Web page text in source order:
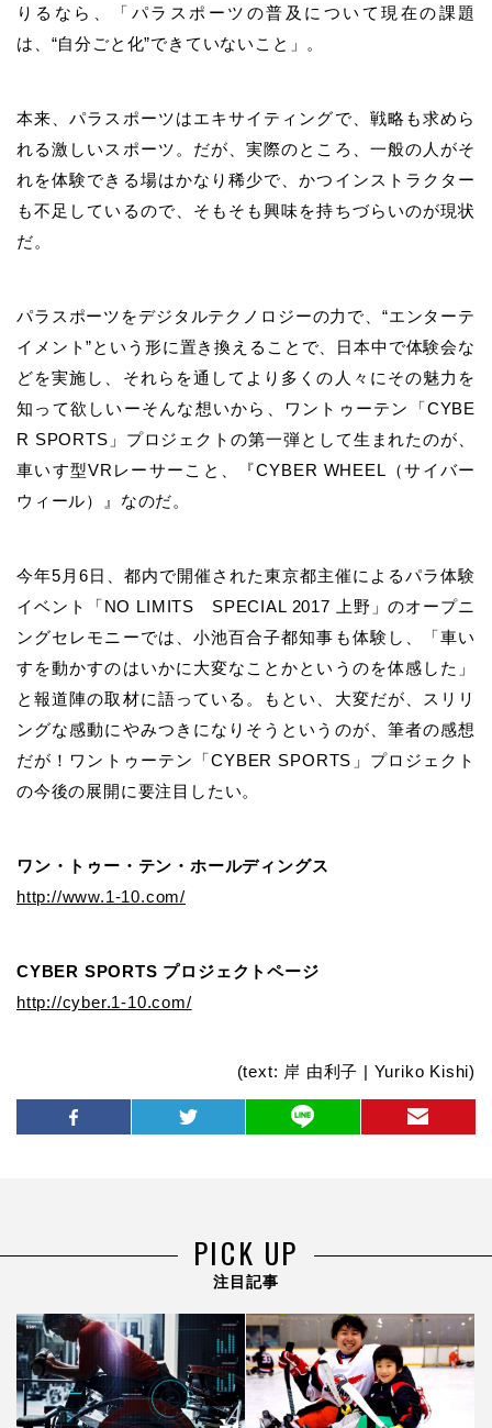
りるなら、「パラスポーツの普及について現在の課題
は、“自分ごと化”できていないこと」。
本来、パラスポーツはエキサイティングで、戦略も求めら
れる激しいスポーツ。だが、実際のところ、一般の人がそ
れを体験できる場はかなり稀少で、かつインストラクター
も不足しているので、そもそも興味を持ちづらいのが現状
だ。
パラスポーツをデジタルテクノロジーの力で、“エンターテ
イメント”という形に置き換えることで、日本中で体験会な
どを実施し、それらを通してより多くの人々にその魅力を
知って欲しいーそんな想いから、ワントゥーテン「CYBE
R SPORTS」プロジェクトの第一弾として生まれたのが、
車いす型VRレーサーこと、『CYBER WHEEL（サイバー
ウィール）』なのだ。
今年5月6日、都内で開催された東京都主催によるパラ体験
イベント「NO LIMITS SPECIAL 2017 上野」のオープニ
ングセレモニーでは、小池百合子都知事も体験し、「車い
すを動かすのはいかに大変なことかというのを体感した」
と報道陣の取材に語っている。もとい、大変だが、スリリ
ングな感動にやみつきになりそうというのが、筆者の感想
だが！ワントゥーテン「CYBER SPORTS」プロジェクト
の今後の展開に要注目したい。
ワン・トゥー・テン・ホールディングス
http://www.1-10.com/
CYBER SPORTS プロジェクトページ
http://cyber.1-10.com/
(text: 岸 由利子 | Yuriko Kishi)
PICK UP
注目記事